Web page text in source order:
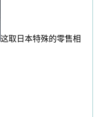
这取日本特殊的零售相